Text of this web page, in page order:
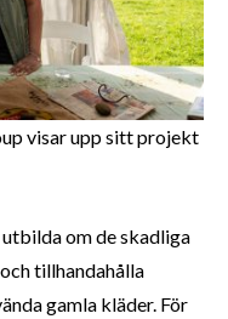
visar upp sitt projekt
om de skadliga
tillhandahålla
gamla kläder. För